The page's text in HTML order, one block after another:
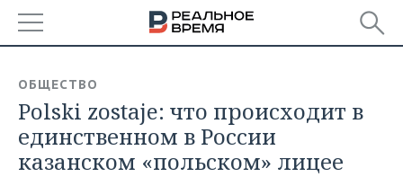
БАШКОРТОСТАН
ТАТАРСТАН
НОВОСТИ
АНАЛИТИКА
ОБЩЕСТВО
Polski zostaje: что происходит в
единственном в России
казанском «польском» лицее